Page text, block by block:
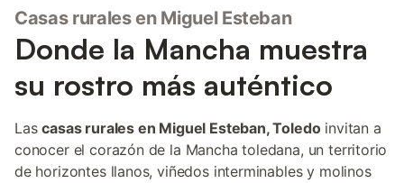
Casas rurales en Miguel Esteban
Donde la Mancha muestra
su rostro más auténtico
Lascasas rurales en Miguel Esteban, Toledoinvitan a
conocer el corazón de la Mancha toledana, un territorio
de horizontes llanos, viñedos interminables y molinos